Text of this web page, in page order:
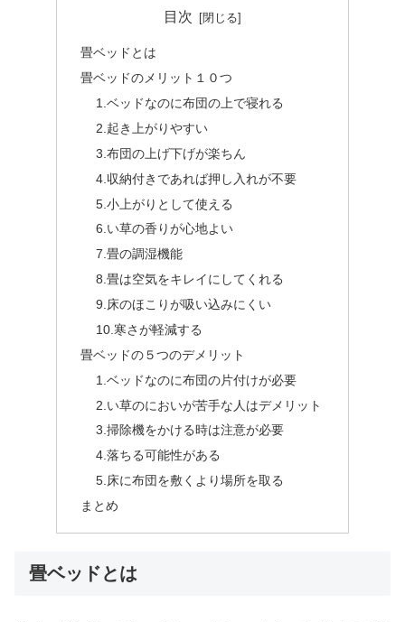
目次
畳ベッドとは
畳ベッドのメリット１０つ
1.ベッドなのに布団の上で寝れる
2.起き上がりやすい
3.布団の上げ下げが楽ちん
4.収納付きであれば押し入れが不要
5.小上がりとして使える
6.い草の香りが心地よい
7.畳の調湿機能
8.畳は空気をキレイにしてくれる
9.床のほこりが吸い込みにくい
10.寒さが軽減する
畳ベッドの５つのデメリット
1.ベッドなのに布団の片付けが必要
2.い草のにおいが苦手な人はデメリット
3.掃除機をかける時は注意が必要
4.落ちる可能性がある
5.床に布団を敷くより場所を取る
まとめ
畳ベッドとは